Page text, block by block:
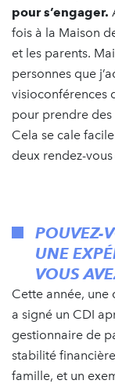
pour s’engager.
fois à la Maison
et les parents.
personnes que
visioconférences
pour prendre
Cela se cale
deux rendez-
POUVEZ-
UNE
VOUS
Cette année, une
a signé un CDI
gestionnaire de
stabilité
famille, et un